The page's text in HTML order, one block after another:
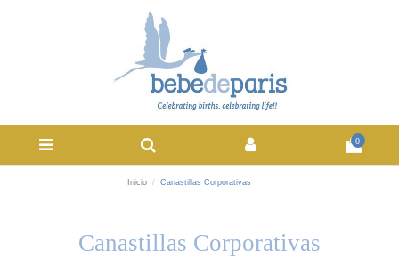
0
Inicio Canastillas Corporativas
Canastillas Corporativas